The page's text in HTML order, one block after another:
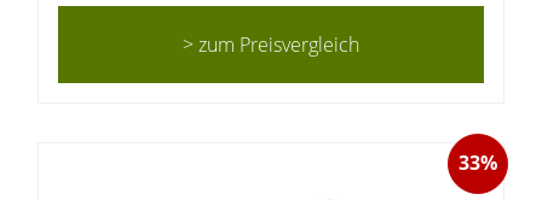
> zum Preisvergleich
33%